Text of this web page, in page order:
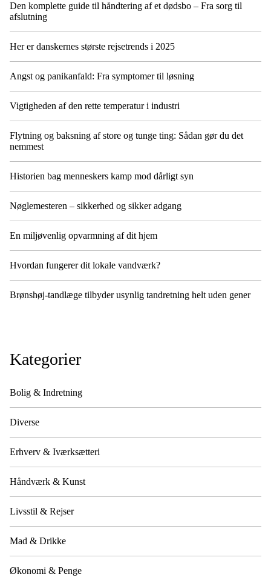
Den komplette guide til håndtering af et dødsbo – Fra sorg til
afslutning
Her er danskernes største rejsetrends i 2025
Angst og panikanfald: Fra symptomer til løsning
Vigtigheden af den rette temperatur i industri
Flytning og baksning af store og tunge ting: Sådan gør du det
nemmest
Historien bag menneskers kamp mod dårligt syn
Nøglemesteren – sikkerhed og sikker adgang
En miljøvenlig opvarmning af dit hjem
Hvordan fungerer dit lokale vandværk?
Brønshøj-tandlæge tilbyder usynlig tandretning helt uden gener
Kategorier
Bolig & Indretning
Diverse
Erhverv & Iværksætteri
Håndværk & Kunst
Livsstil & Rejser
Mad & Drikke
Økonomi & Penge